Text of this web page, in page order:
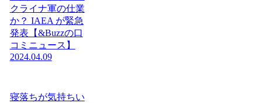
クライナ軍の仕業
か？ IAEA が緊急
発表【&Buzzの口
コミニュース】
2024.04.09
寝落ちが気持ちい